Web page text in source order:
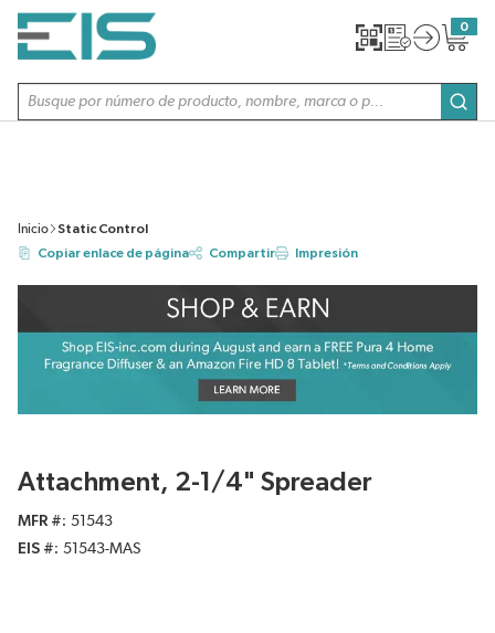
SALTAR AL CONTENIDO PRINCIPAL
Búsqueda de sitio
0
{0}
Inicio
Static Control
Copiar enlace de página
Compartir Impresión
Attachment, 2-1/4" Spreader
MFR #
51543
EIS #
51543-MAS